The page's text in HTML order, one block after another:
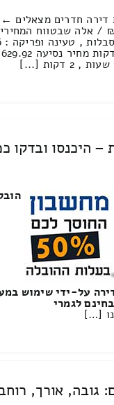
דירה חדרים מצאלים
– היכנסו ובדקו
על-ידי שימוש
לגמרי
[…]
גובה, אורך,